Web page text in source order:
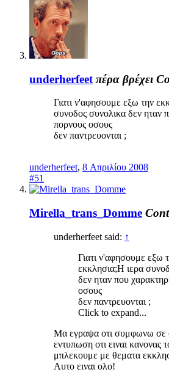
underherfeet πέρα βρέχει
Γιατι ν'αφησουμε εξω την
συνοδος συνολικα δεν ηταν
πορνους οσους
δεν παντρευονται ;
underherfeet, 8 Απριλίου 2008
#51
Mirella_trans_Domme
underherfeet said: ↑
Γιατι ν'αφησουμε εξω
εκκλησια;Η ιερα
δεν ηταν που
οσους
δεν παντρευονται ;
Click to expand...
Μα εγραψα οτι συμφωνω σε
εντυπωση οτι ειναι κανονας
μπλεκουμε με θεματα
Αυτο ειναι ολο!